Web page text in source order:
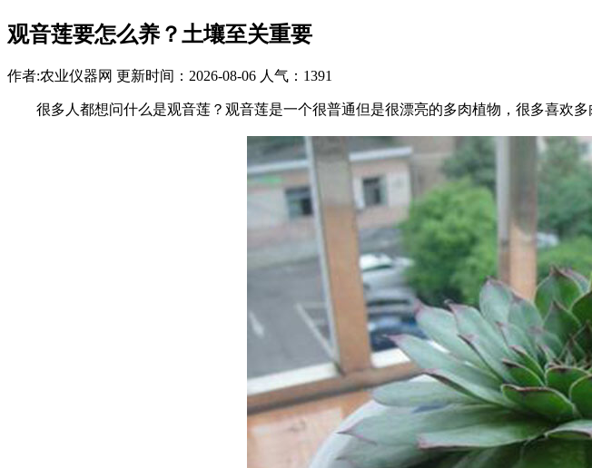
观音莲要怎么养？土壤至关重要
作者:农业仪器网 更新时间：2026-08-06 人气：1391
很多人都想问什么是观音莲？观音莲是一个很普通但是很漂亮的多肉植物，很多喜欢多